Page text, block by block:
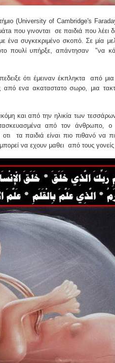
(University of Cambridge's
που γινονται σε παιδιά που λέει
ένα συγκεκριμένο σκοπό. Σε μία
πουλί υπήρξε, απάντησαν
"να
ότι έμειναν έκπληκτα
από μια
ενα ακαταστατο σωρο, μια
και από την ηλικία των
από τον άνθρωπο, o
τα παιδιά είναι πιο πιθανό να
μπορεί να εχουν μαθει από τους